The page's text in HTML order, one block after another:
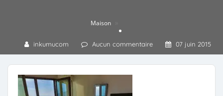
Maison
inkumucom Aucun commentaire 07 juin 2015